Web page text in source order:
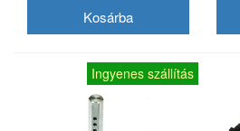
Ingyenes szállítás